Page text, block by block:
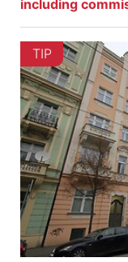
including
TIP